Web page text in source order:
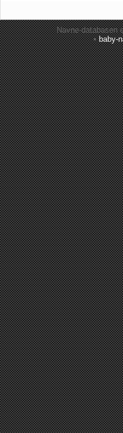
Navne-databasen
•baby-